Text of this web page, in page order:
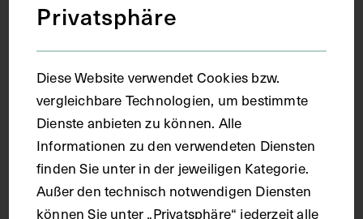
Zahnärzt:innenkongress in Wien, im
dazugehörigen Fotoalbum
Privatsphäre
Diese Website verwendet Cookies bzw.
vergleichbare Technologien, um bestimmte
Dienste anbieten zu können. Alle
Informationen zu den verwendeten Diensten
finden Sie unter in der jeweiligen Kategorie.
Außer den technisch notwendigen Diensten
können Sie unter „Privatsphäre“ jederzeit alle